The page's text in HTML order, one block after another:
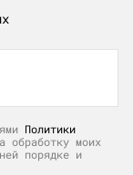
Политики
обработку моих
порядке и